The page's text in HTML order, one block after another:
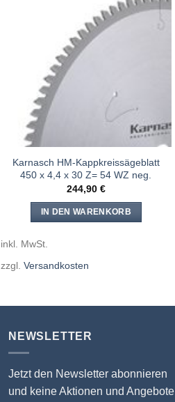
Karnasch HM-Kappkreissägeblatt
450 x 4,4 x 30 Z= 54 WZ neg.
244,90 €
IN DEN WARENKORB
inkl. MwSt.
zzgl. Versandkosten
NEWSLETTER
Jetzt den Newsletter abonnieren
und keine Aktionen und Angebote